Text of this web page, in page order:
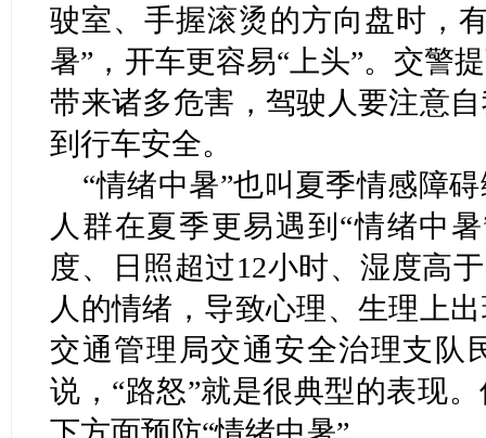
驶室、手握滚烫的方向盘时，
暑”，开车更容易“上头”。交警
带来诸多危害，驾驶人要注意
到行车安全。
“情绪中暑”也叫夏季情感障
人群在夏季更易遇到“情绪中
度、日照超过12小时、湿度高
人的情绪，导致心理、生理上
交通管理局交通安全治理支队
说，“路怒”就是很典型的表现